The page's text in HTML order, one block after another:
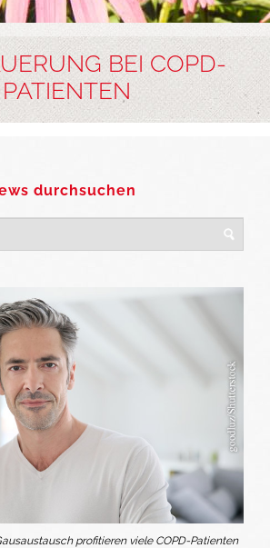
BEI COPD-
PATIENTEN
durchsuchen
profitieren viele COPD-Patienten